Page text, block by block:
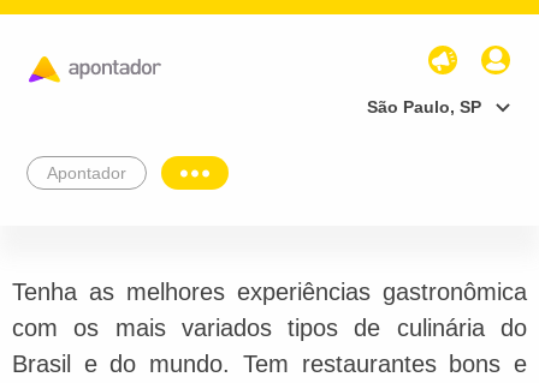
São Paulo, SP
Apontador
Tenha as melhores experiências gastronômica
com os mais variados tipos de culinária do
Brasil e do mundo. Tem restaurantes bons e